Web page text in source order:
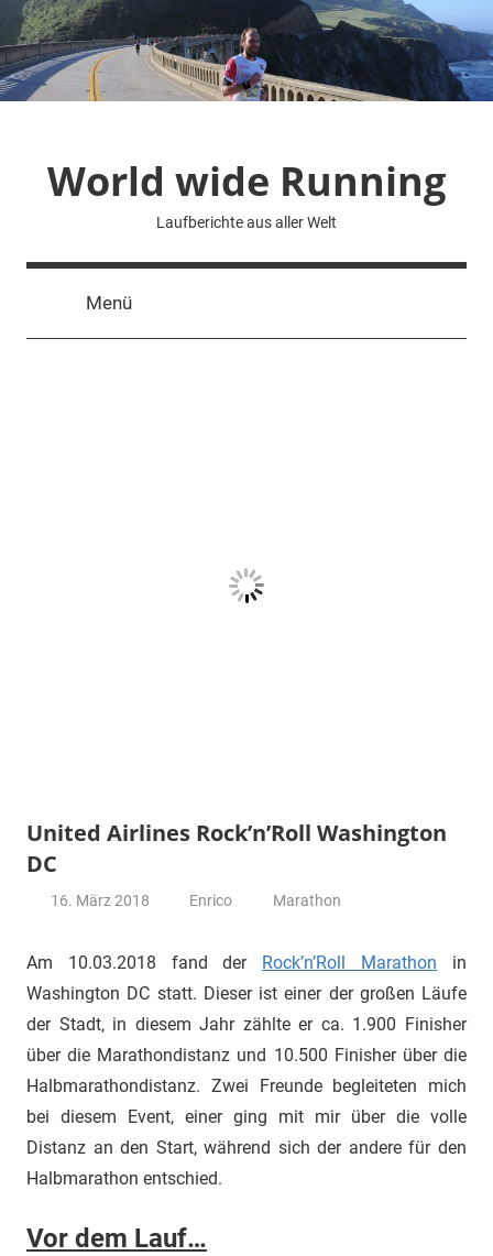
Zum
Inhalt
springen
World wide Running
Laufberichte aus aller Welt
Menü
United Airlines Rock’n’Roll Washington
DC
16. März 2018 Enrico Marathon
Am 10.03.2018 fand der Rock’n’Roll Marathon in
Washington DC statt. Dieser ist einer der großen Läufe
der Stadt, in diesem Jahr zählte er ca. 1.900 Finisher
über die Marathondistanz und 10.500 Finisher über die
Halbmarathondistanz. Zwei Freunde begleiteten mich
bei diesem Event, einer ging mit mir über die volle
Distanz an den Start, während sich der andere für den
Halbmarathon entschied.
Vor dem Lauf…